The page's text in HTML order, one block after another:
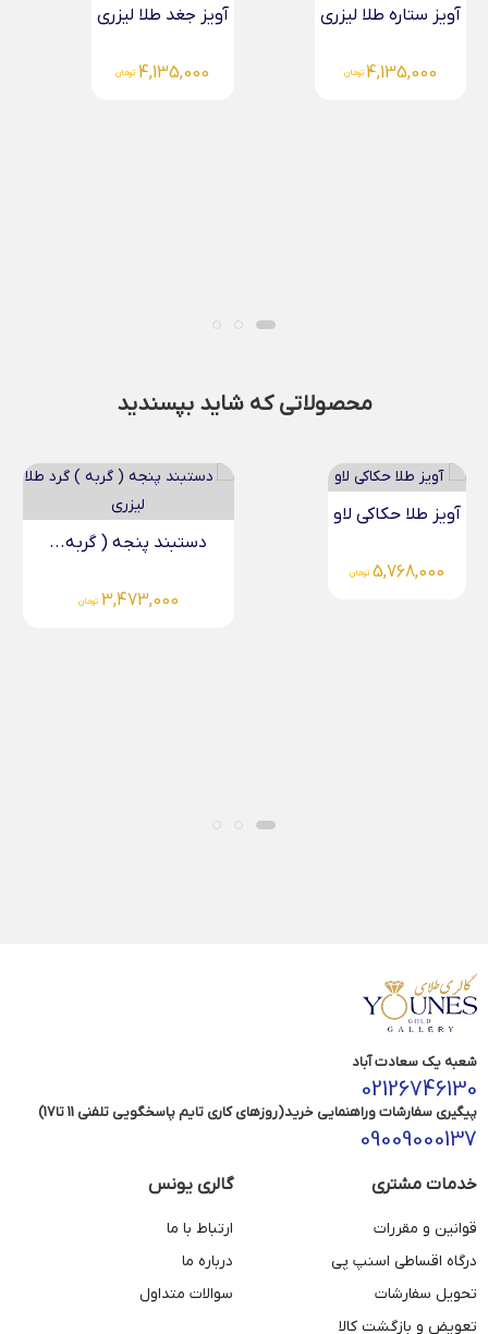
آویز جغد طلا لیزری
4,135,000 تومان
محصولاتی که شاید بپسندید
دستبند طلا مامان لیزری
شعبه یک سعادت آباد
02126746130
پیگیری سفارشات وراهنمایی خرید(روزهای کاری تایم پاسخگویی تلفنی 11 تا17)
09009000137
خدمات مشتری
قوانین و مقررات
درگاه اقساطی اسنپ پی
تحویل سفارشات
تعویض و بازگشت کالا
گالری یونس
ارتباط با ما
درباره ما
سوالات متداول